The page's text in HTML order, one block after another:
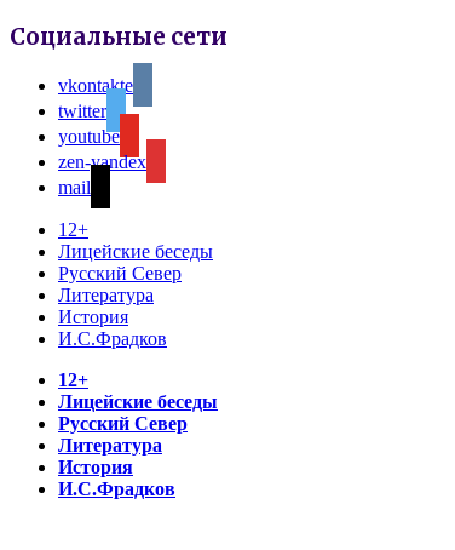
Социальные сети
vkontakte
twitter
youtube
zen-yandex
mail
12+
Лицейские беседы
Русский Север
Литература
История
И.С.Фрадков
12+
Лицейские беседы
Русский Север
Литература
История
И.С.Фрадков